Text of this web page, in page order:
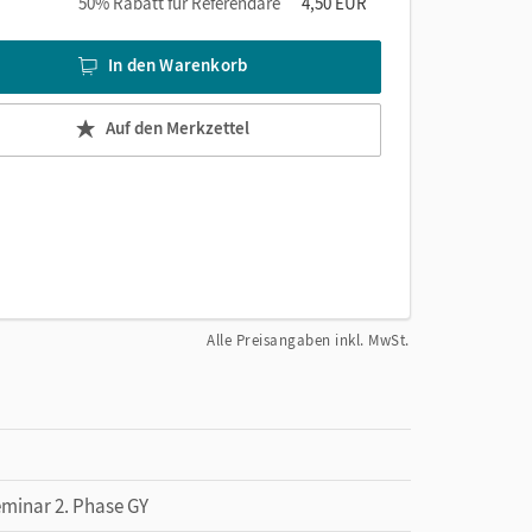
In den Warenkorb
Auf den Merkzettel
Alle Preisangaben inkl. MwSt.
2. Phase GY